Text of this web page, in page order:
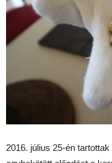
2016. július 25-én